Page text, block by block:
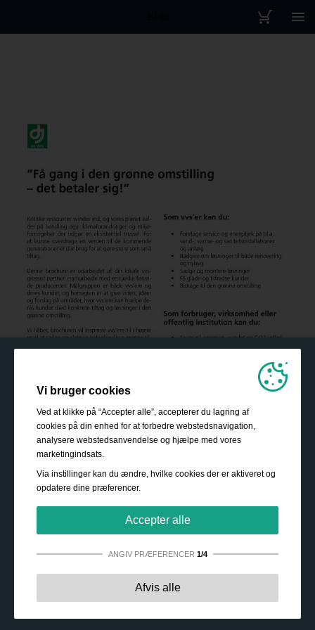
Vi bruger cookies
Ved at klikke på “Accepter alle”, accepterer du lagring af
cookies på din enhed for at forbedre webstedsnavigation,
analysere webstedsanvendelse og hjælpe med vores
marketingindsats.
Via instillinger kan du ændre, hvilke cookies der er aktiveret og
opdatere dine præferencer.
Accepter alle
ANGIV PRÆFERENCER 1/4
Disse cookies er essentielle for at
Afvis alle